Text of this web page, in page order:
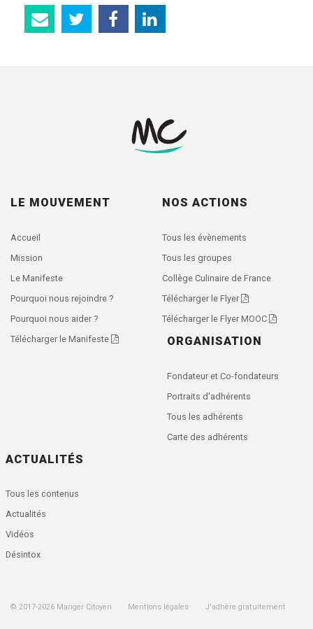
LE MOUVEMENT
Accueil
Mission
Le Manifeste
Pourquoi nous rejoindre ?
Pourquoi nous aider ?
Télécharger le Manifeste
NOS ACTIONS
Tous les évènements
Tous les groupes
Collège Culinaire de France
Télécharger le Flyer
Télécharger le Flyer MOOC
ORGANISATION
Fondateur et Co-fondateurs
Portraits d'adhérents
Tous les adhérents
Carte des adhérents
ACTUALITÉS
Tous les contenus
Actualités
Vidéos
Désintox
© 2017-2026 Manger Citoyen Mentions légales J'adhère gratuitement